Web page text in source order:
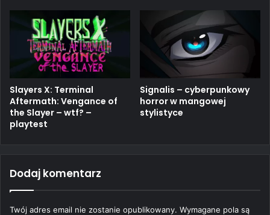
Slayers X: Terminal
Aftermath: Vengance of
the Slayer – wtf? –
playtest
Signalis – cyberpunkowy
horror w mangowej
stylistyce
Dodaj komentarz
Twój adres email nie zostanie opublikowany. Wymagane pola są